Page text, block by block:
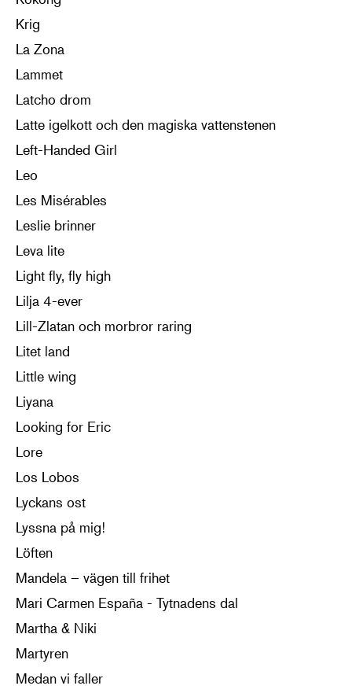
Krig
La Zona
Lammet
Latcho drom
Latte igelkott och den magiska vattenstenen
Left-Handed Girl
Leo
Les Misérables
Leslie brinner
Leva lite
Light fly, fly high
Lilja 4-ever
Lill-Zlatan och morbror raring
Litet land
Little wing
Liyana
Looking for Eric
Lore
Los Lobos
Lyckans ost
Lyssna på mig!
Löften
Mandela – vägen till frihet
Mari Carmen España - Tytnadens dal
Martha & Niki
Martyren
Medan vi faller